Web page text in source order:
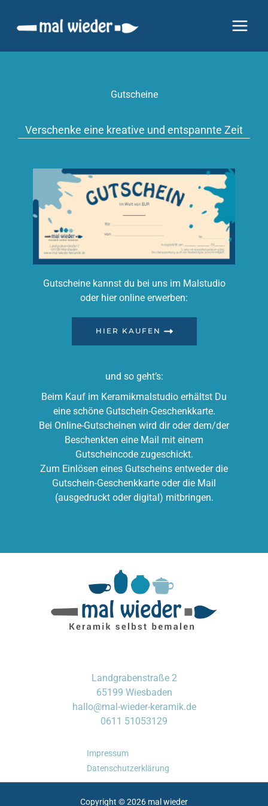
springen
Gutscheine
Verschenke eine kreative und entspannte Zeit
Gutscheine kannst du bei uns im Malstudio
oder hier online erwerben:
HIER KAUFEN
und so geht’s:
Beim Kauf im Keramikmalstudio erhältst Du
eine schöne Gutschein-Geschenkkarte.
Bei Online-Gutscheinen wird dir oder dem/der
Beschenkten eine Mail mit einem
Gutscheincode zugeschickt.
Zum Einlösen eines Gutscheins entweder die
Gutschein-Geschenkkarte oder die Mail
(ausgedruckt oder digital) mitbringen.
Landgrabenstraße 2
65199 Wiesbaden
hallo@mal-wieder-keramik.de
0611 51053129
Impressum
Datenschutzerklärung
Copyright © 2026 mal wieder